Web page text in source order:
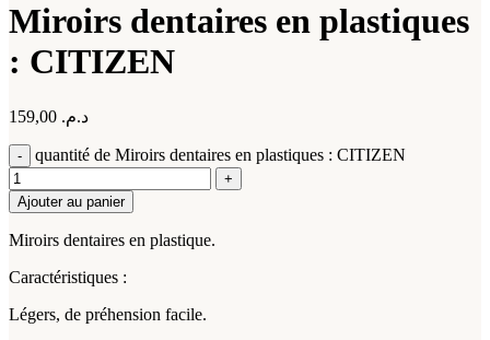
Miroirs dentaires en plastiques
: CITIZEN
د.م.
quantité de Miroirs dentaires en plastiques : CITIZEN
Ajouter au panier
Miroirs dentaires en plastique.
Caractéristiques :
Légers, de préhension facile.